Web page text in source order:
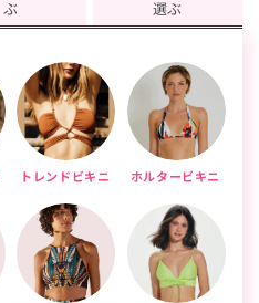
ぶ
選ぶ
トレンドビキニ ホルタービキニ